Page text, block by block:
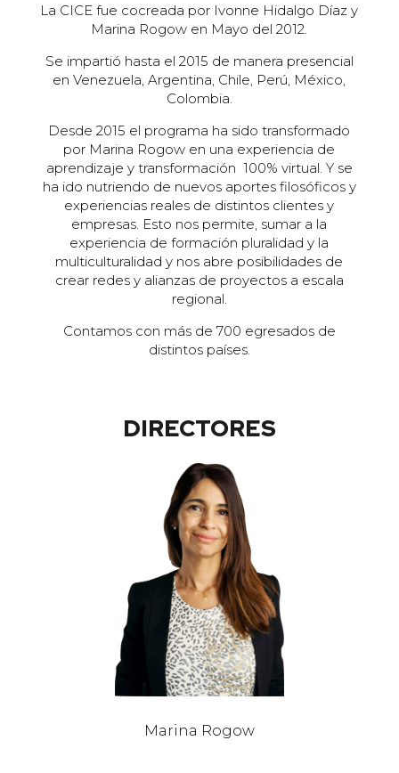
La CICE fue cocreada por Ivonne Hidalgo Díaz y
Marina Rogow en Mayo del 2012.
Se impartió hasta el 2015 de manera presencial
en Venezuela, Argentina, Chile, Perú, México,
Colombia.
Desde 2015 el programa ha sido transformado
por Marina Rogow en una experiencia de
aprendizaje y transformación 100% virtual. Y se
ha ido nutriendo de nuevos aportes filosóficos y
experiencias reales de distintos clientes y
empresas. Esto nos permite, sumar a la
experiencia de formación pluralidad y la
multiculturalidad y nos abre posibilidades de
crear redes y alianzas de proyectos a escala
regional.
Contamos con más de 700 egresados de
distintos países.
DIRECTORES
Marina Rogow